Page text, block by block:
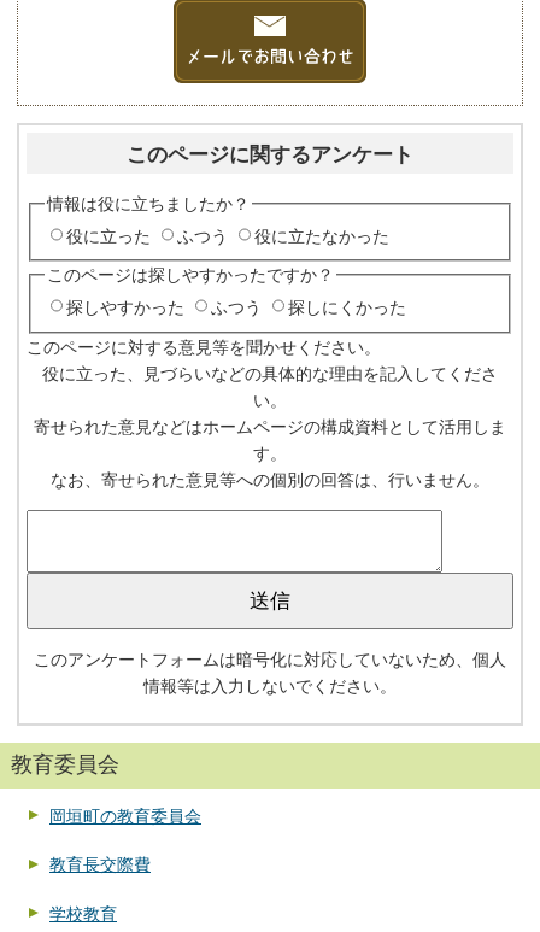
このページに関するアンケート
情報は役に立ちましたか？
役に立った
ふつう 役に立たなかった
このページは探しやすかったですか？
探しやすかった
ふつう 探しにくかった
このページに対する意見等を聞かせください。
役に立った、見づらいなどの具体的な理由を記入してくださ
い。
寄せられた意見などはホームページの構成資料として活用しま
す。
なお、寄せられた意見等への個別の回答は、行いません。
このアンケートフォームは暗号化に対応していないため、個人
情報等は入力しないでください。
教育委員会
岡垣町の教育委員会
教育長交際費
学校教育